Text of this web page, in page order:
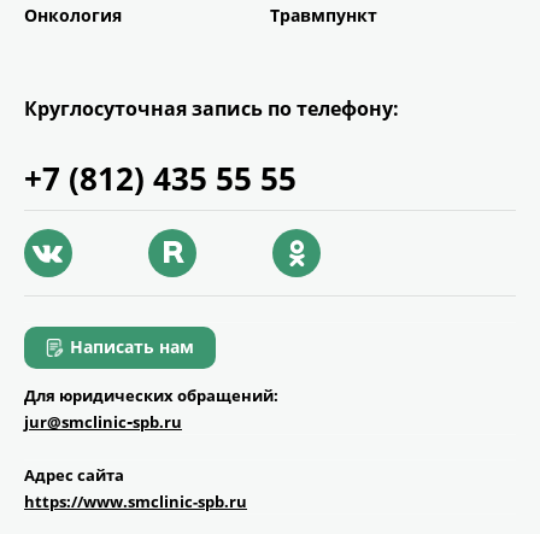
Онкология
Травмпункт
Круглосуточная запись по телефону:
+7 (812) 435 55 55
Написать нам
Для юридических обращений:
jur@smclinic‑spb.ru
Адрес сайта
https://www.smclinic-spb.ru